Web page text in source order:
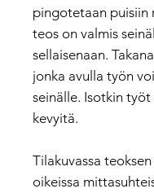
pingotetaan puisiin
teos on valmis
sellaisenaan.
jonka avulla työn
seinälle. Isotkin
kevyitä.
Tilakuvassa
oikeissa